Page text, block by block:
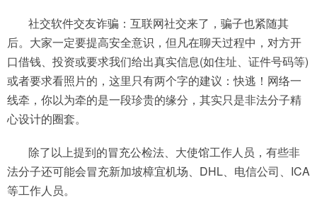
社交软件交友诈骗：互联网社交来了，骗子也紧随其
后。大家一定要提高安全意识，但凡在聊天过程中，对方开
口借钱、投资或要求我们给出真实信息(如住址、证件号码等)
或者要求看照片的，这里只有两个字的建议：快逃！网络一
线牵，你以为牵的是一段珍贵的缘分，其实只是非法分子精
心设计的圈套。
除了以上提到的冒充公检法、大使馆工作人员，有些非
法分子还可能会冒充新加坡樟宜机场、DHL、电信公司、ICA
等工作人员。